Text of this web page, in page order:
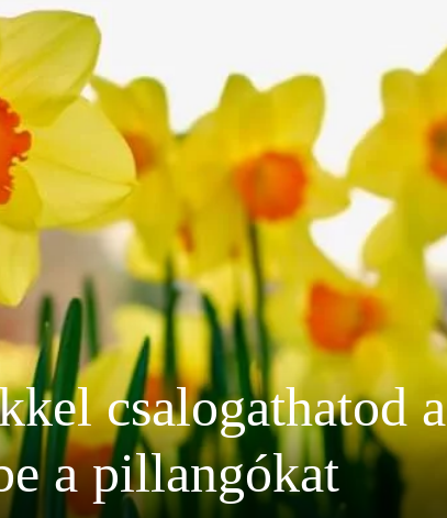
csalogathatod a
a pillangókat